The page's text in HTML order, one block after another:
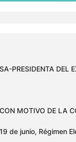
PRESIDENTA
MOTIVO DE LA
de junio, Régimen